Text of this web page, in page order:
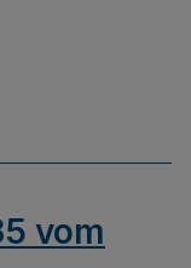
vom